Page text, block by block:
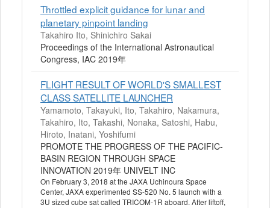
Throttled explicit guidance for lunar and
planetary pinpoint landing
Takahiro Ito, Shinichiro Sakai
Proceedings of the International Astronautical
Congress, IAC 2019年
FLIGHT RESULT OF WORLD'S SMALLEST
CLASS SATELLITE LAUNCHER
Yamamoto, Takayuki, Ito, Takahiro, Nakamura,
Takahiro, Ito, Takashi, Nonaka, Satoshi, Habu,
Hiroto, Inatani, Yoshifumi
PROMOTE THE PROGRESS OF THE PACIFIC-
BASIN REGION THROUGH SPACE
INNOVATION 2019年 UNIVELT INC
On February 3, 2018 at the JAXA Uchinoura Space
Center, JAXA experimented SS-520 No. 5 launch with a
3U sized cube sat called TRICOM-1R aboard. After liftoff,